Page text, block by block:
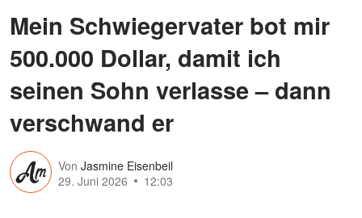
Mein Schwiegervater bot mir
500.000 Dollar, damit ich
seinen Sohn verlasse – dann
verschwand er
Von Jasmine Eisenbeil
29. Juni 2026
12:03